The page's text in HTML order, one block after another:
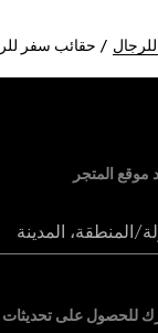
حقائب سفر
موقع المتجر
المنطقة، المدينة
للحصول على